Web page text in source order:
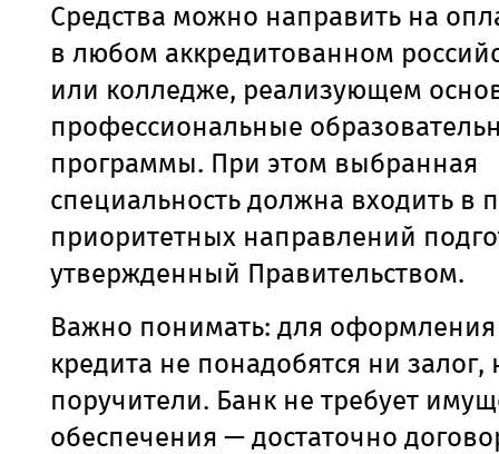
Средства можно направить на
в любом аккредитованном
или колледже, реализующем
профессиональные
программы. При этом выбранная
специальность должна входить в
приоритетных направлений
утвержденный Правительством.
Важно понимать: для оформления
кредита не понадобятся ни залог,
поручители. Банк не требует
обеспечения — достаточно